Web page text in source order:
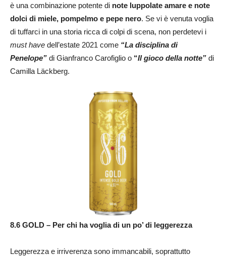
è una combinazione potente di note luppolate amare e note
dolci di miele, pompelmo e pepe nero. Se vi è venuta voglia
di tuffarci in una storia ricca di colpi di scena, non perdetevi i
must have dell’estate 2021 come “La disciplina di
Penelope” di Gianfranco Carofiglio o “Il gioco della notte” di
Camilla Läckberg.
8.6 GOLD – Per chi ha voglia di un po’ di leggerezza
Leggerezza e irriverenza sono immancabili, soprattutto